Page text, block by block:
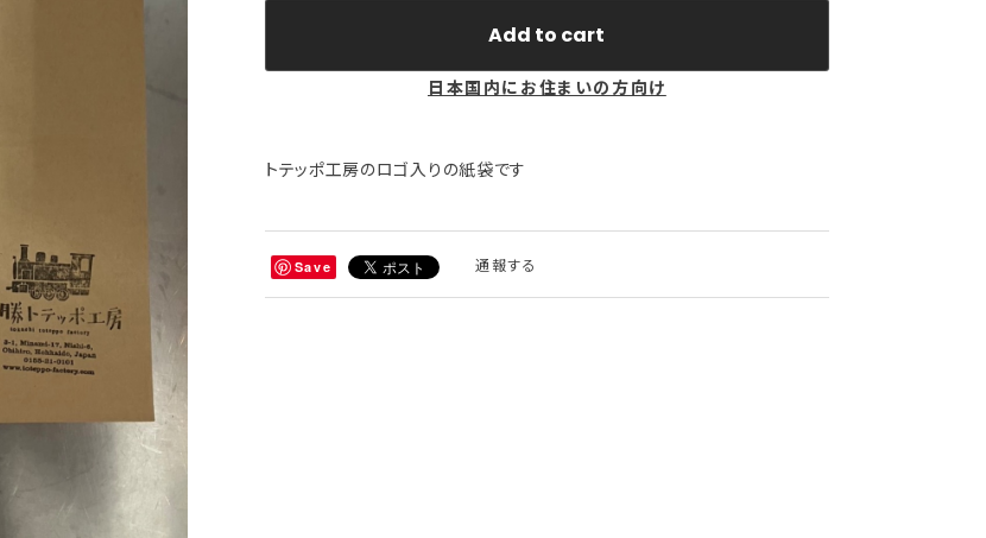
Add to cart
日本国内にお住まいの方向け
トテッポ工房のロゴ入りの紙袋です
Save 通報する